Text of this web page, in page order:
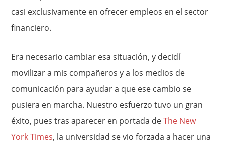
casi exclusivamente en ofrecer empleos en el sector
financiero.
Era necesario cambiar esa situación, y decidí
movilizar a mis compañeros y a los medios de
comunicación para ayudar a que ese cambio se
pusiera en marcha. Nuestro esfuerzo tuvo un gran
éxito, pues tras aparecer en portada deThe New
York Times, la universidad se vio forzada a hacer una